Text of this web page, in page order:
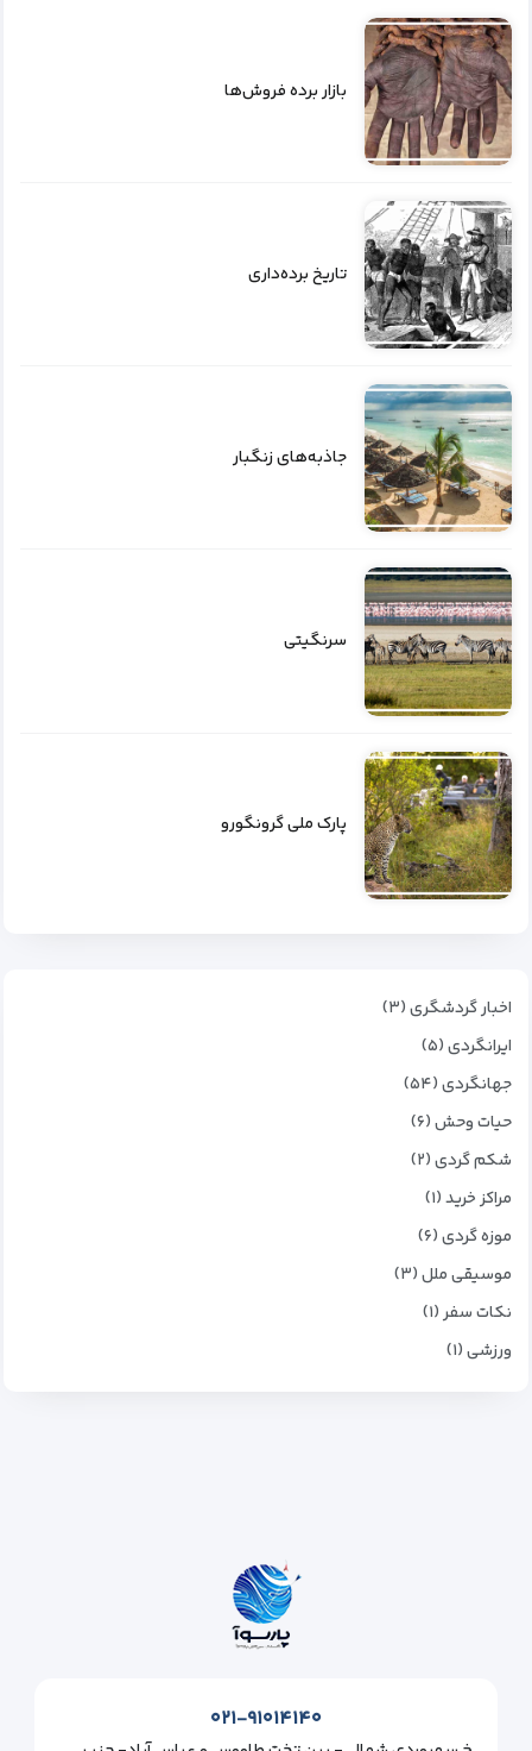
بازار برده فروش‌ها
تاریخ برده‌داری
جاذبه‌های زنگبار
سرنگیتی
پارک ملی گرونگورو
اخبار گردشگری (۳)
ایرانگردی (۵)
جهانگردی (۵۴)
حیات وحش (۶)
شکم گردی (۲)
مراکز خرید (۱)
موزه گردی (۶)
موسیقی ملل (۳)
نکات سفر (۱)
ورزشی (۱)
۰۲۱-۹۱۰۱۴۱۴۰